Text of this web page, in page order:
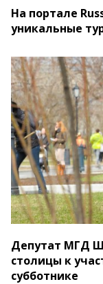
На портале
уникальные
Депутат МГД
столицы к
субботнике